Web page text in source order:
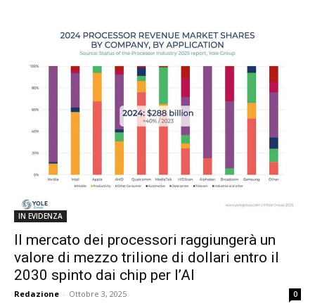
IN EVIDENZA
Il mercato dei processori raggiungerà un
valore di mezzo trilione di dollari entro il
2030 spinto dai chip per l’AI
Redazione - Ottobre 3, 2025 0